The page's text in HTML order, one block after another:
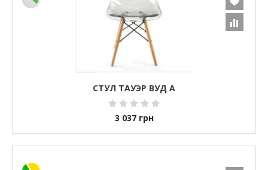
СТУЛ ТАУЭР ВУД А
3 037 грн